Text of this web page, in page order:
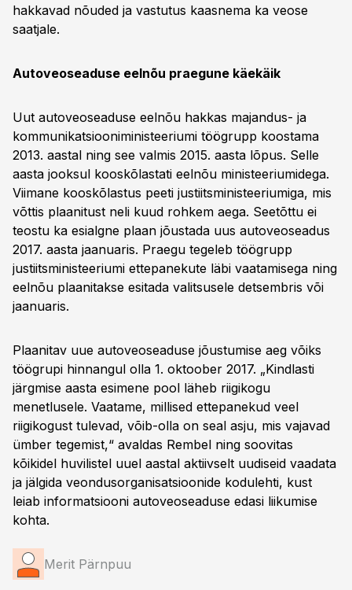
hakkavad nõuded ja vastutus kaasnema ka veose
saatjale.
Autoveoseaduse eelnõu praegune käekäik
Uut autoveoseaduse eelnõu hakkas majandus- ja
kommunikatsiooniministeeriumi töögrupp koostama
2013. aastal ning see valmis 2015. aasta lõpus. Selle
aasta jooksul kooskõlastati eelnõu ministeeriumidega.
Viimane kooskõlastus peeti justiitsministeeriumiga, mis
võttis plaanitust neli kuud rohkem aega. Seetõttu ei
teostu ka esialgne plaan jõustada uus autoveoseadus
2017. aasta jaanuaris. Praegu tegeleb töögrupp
justiitsministeeriumi ettepanekute läbi vaatamisega ning
eelnõu plaanitakse esitada valitsusele detsembris või
jaanuaris.
Plaanitav uue autoveoseaduse jõustumise aeg võiks
töögrupi hinnangul olla 1. oktoober 2017. „Kindlasti
järgmise aasta esimene pool läheb riigikogu
menetlusele. Vaatame, millised ettepanekud veel
riigikogust tulevad, võib-olla on seal asju, mis vajavad
ümber tegemist,“ avaldas Rembel ning soovitas
kõikidel huvilistel uuel aastal aktiivselt uudiseid vaadata
ja jälgida veondusorganisatsioonide kodulehti, kust
leiab informatsiooni autoveoseaduse edasi liikumise
kohta.
Merit Pärnpuu